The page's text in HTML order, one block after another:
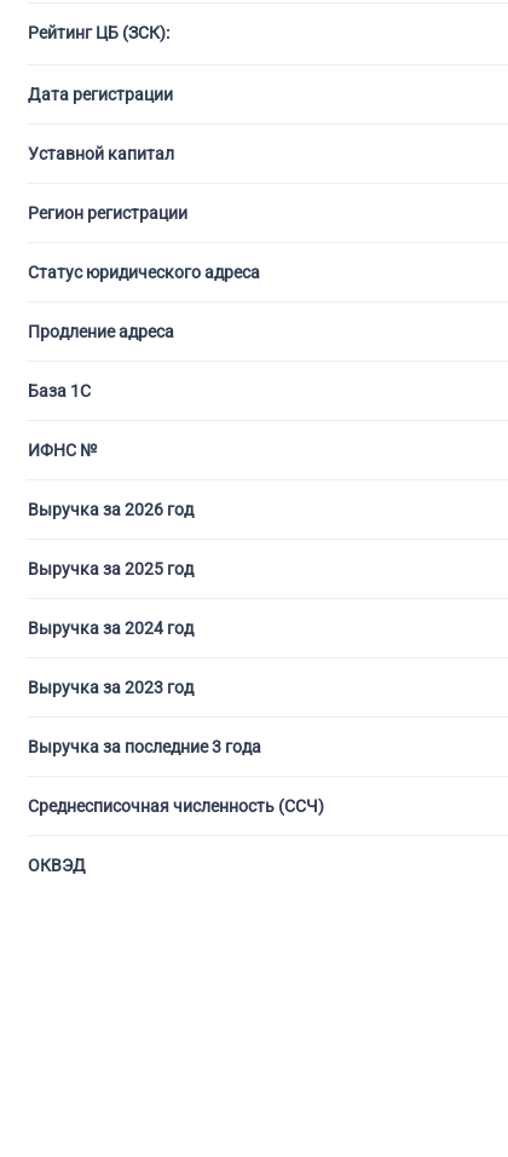
Рейтинг ЦБ (ЗСК):
Дата регистрации
Уставной капитал
Регион регистрации
Статус юридического адреса
Продление адреса
База 1С
ИФНС №
Выручка за 2026 год
Выручка за 2025 год
Выручка за 2024 год
Выручка за 2023 год
Выручка за последние 3 года
Среднесписочная численность (ССЧ)
ОКВЭД